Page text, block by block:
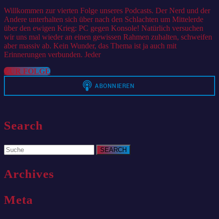
2021
Willkommen zur vierten Folge unseres Podcasts. Der Nerd und der
Andere unterhalten sich über nach den Schlachten um Mittelerde
über den ewigen Krieg: PC gegen Konsole! Natürlich versuchen
wir uns mal wieder an einen gewissen Rahmen zuhalten, schweifen
aber massiv ab. Kein Wunder, das Thema ist ja auch mit
Erinnerungen verbunden. Jeder
ZUR FOLGEZUR
FOLGE
Search
Search
for:
Archives
Meta